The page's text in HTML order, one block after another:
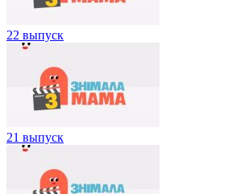
22 выпуск
21 выпуск